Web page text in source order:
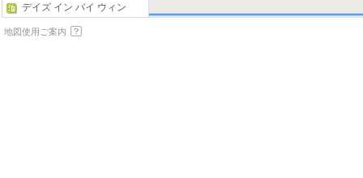
リス アット ザ キャピト
ル
デイズ イン バイ ウィン
ダム ブルーミントン
ホームウッド スイーツ
地図使用ご案内